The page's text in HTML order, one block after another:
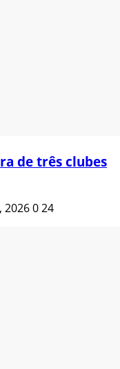
de três clubes
2026024